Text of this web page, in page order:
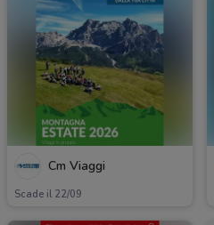
Cm Viaggi
Scade il 22/09